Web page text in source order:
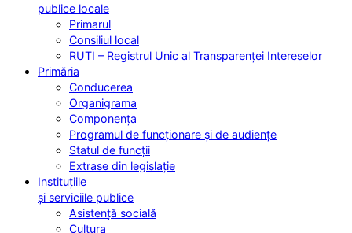
publice locale
Primarul
Consiliul local
RUTI – Registrul Unic al Transparenței Intereselor
Primăria
Conducerea
Organigrama
Componența
Programul de funcționare și de audiențe
Statul de funcții
Extrase din legislație
Instituțiile
și serviciile publice
Asistență socială
Cultura